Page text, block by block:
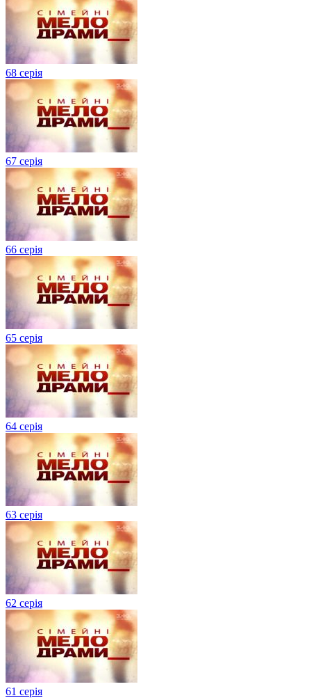
68 серія
67 серія
66 серія
65 серія
64 серія
63 серія
62 серія
61 серія